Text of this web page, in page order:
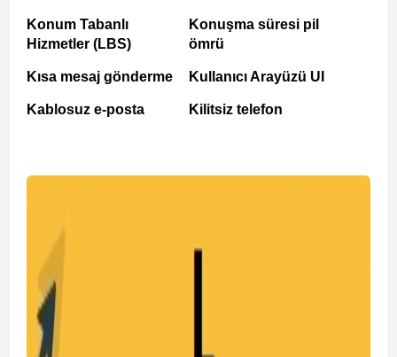
Konum Tabanlı
Hizmetler (LBS)
Kısa mesaj gönderme
Kablosuz e-posta
Konuşma süresi pil
ömrü
Kullanıcı Arayüzü UI
Kilitsiz telefon